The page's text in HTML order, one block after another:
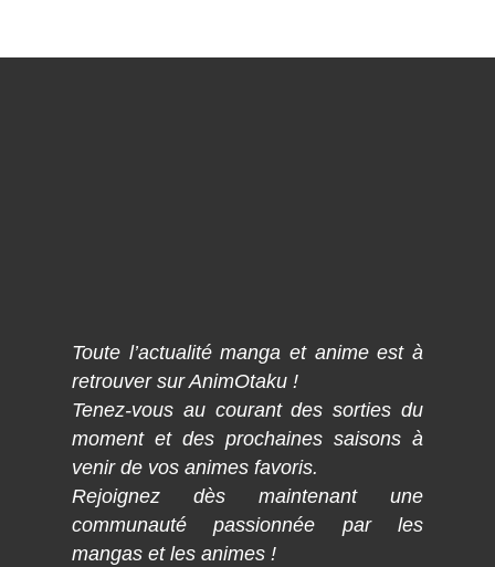
Toute l’actualité manga et anime est à
retrouver sur AnimOtaku !
Tenez-vous au courant des sorties du
moment et des prochaines saisons à
venir de vos animes favoris.
Rejoignez dès maintenant une
communauté passionnée par les
mangas et les animes !